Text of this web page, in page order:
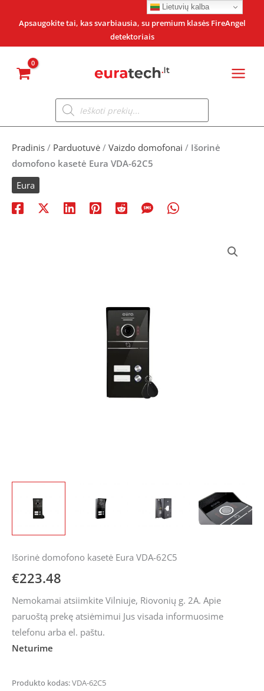
Apsaugokite tai, kas svarbiausia, su premium klasės FireAngel
detektoriais
Products
search
Pradinis / Parduotuvė / Vaizdo domofonai / Išorinė
domofono kasetė Eura VDA-62C5
Eura
Išorinė domofono kasetė Eura VDA-62C5
€223.48
Nemokamai atsiimkite Vilniuje, Riovonių g. 2A. Apie
paruoštą prekę atsiėmimui Jus visada informuosime
telefonu arba el. paštu.
Neturime
Produkto kodas:VDA-62C5
Lietuvių kalba